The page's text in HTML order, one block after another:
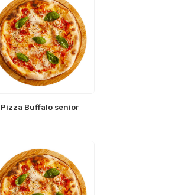
Pizza Buffalo senior